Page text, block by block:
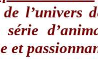
l’univers
série
et